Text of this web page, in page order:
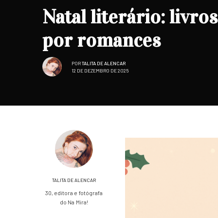
Natal literário:
por romances
PORTALITA DE ALENCAR
12 DE DEZEMBRO DE 2025
TALITA DE ALENCAR
30, editora e fotógrafa
do Na Mira!